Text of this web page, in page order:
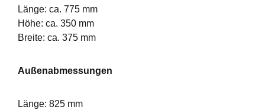
Länge: ca. 775 mm
Höhe: ca. 350 mm
Breite: ca. 375 mm
Außenabmessungen
Länge: 825 mm